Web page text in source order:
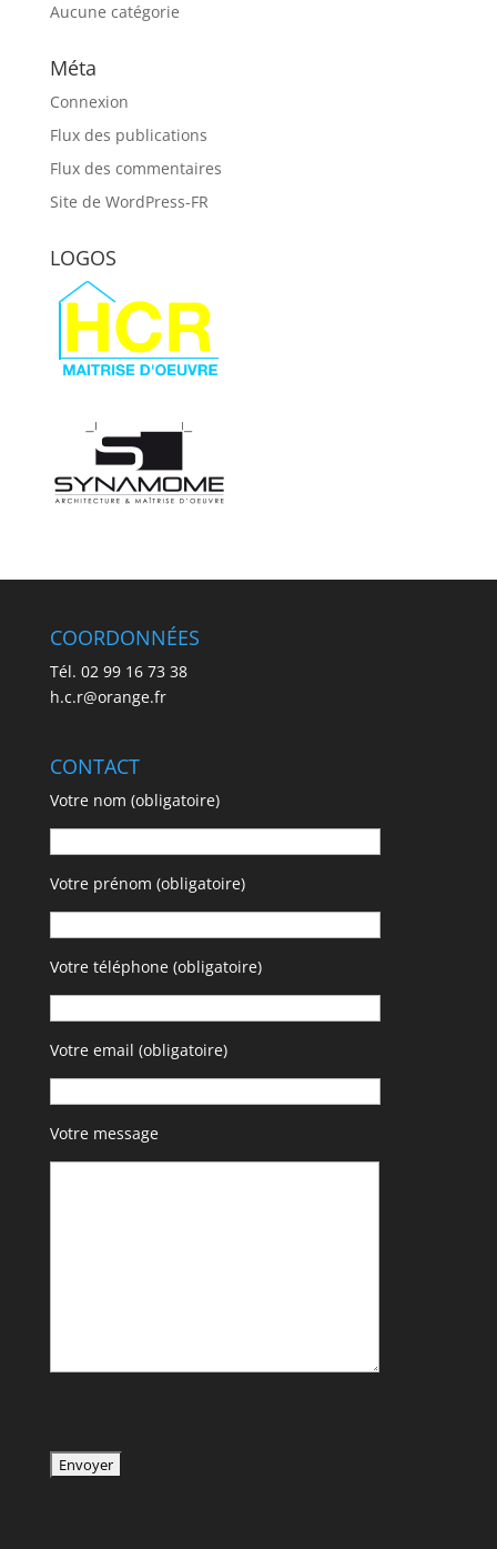
Aucune catégorie
Méta
Connexion
Flux des publications
Flux des commentaires
Site de WordPress-FR
LOGOS
COORDONNÉES
Tél. 02 99 16 73 38
h.c.r@orange.fr
CONTACT
Votre nom (obligatoire)
Votre prénom (obligatoire)
Votre téléphone (obligatoire)
Votre email (obligatoire)
Votre message